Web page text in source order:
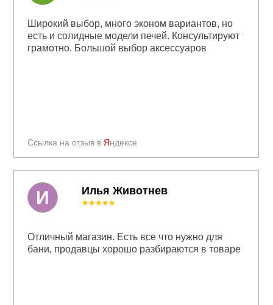
Ссылка на отзыв в Яндексе
Широкий выбор, много эконом вариантов, но
есть и солидные модели печей. Консультируют
грамотно. Большой выбор аксессуаров
Илья Животнев
★★★★★
Отличный магазин. Есть все что нужно для
бани, продавцы хорошо разбираются в товаре
И